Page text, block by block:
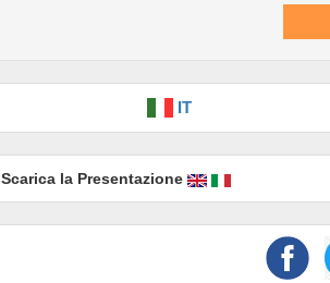
IT
Scarica la Presentazione